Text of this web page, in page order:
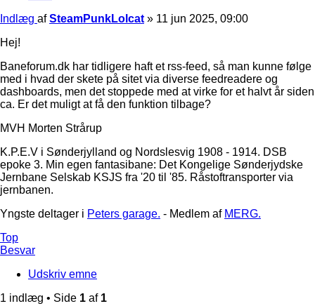
Indlæg afSteamPunkLolcat » 11 jun 2025, 09:00
Hej!
Baneforum.dk har tidligere haft et rss-feed, så man kunne følge
med i hvad der skete på sitet via diverse feedreadere og
dashboards, men det stoppede med at virke for et halvt år siden
ca. Er det muligt at få den funktion tilbage?
MVH Morten Strårup
K.P.E.V i Sønderjylland og Nordslesvig 1908 - 1914. DSB
epoke 3. Min egen fantasibane: Det Kongelige Sønderjydske
Jernbane Selskab KSJS fra '20 til '85. Råstoftransporter via
jernbanen.
Yngste deltager i Peters garage. - Medlem af MERG.
Top
Besvar
Udskriv emne
1 indlæg • Side 1 af 1